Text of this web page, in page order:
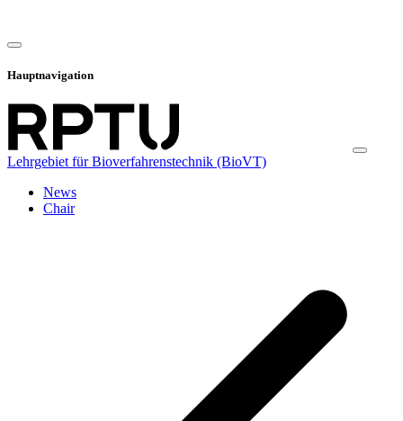
Hauptnavigation
Lehrgebiet für Bioverfahrenstechnik (BioVT)
News
Chair